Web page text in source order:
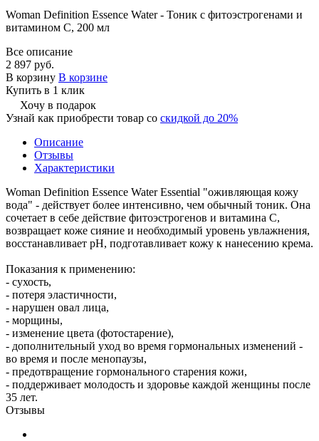
Woman Definition Essence Water - Тоник с фитоэстрогенами и
витамином С, 200 мл
Все описание
2 897 руб.
В корзину В корзине
Купить в 1 клик
Хочу в подарок
Узнай как приобрести товар со скидкой до 20%
Описание
Отзывы
Характеристики
Woman Definition Essence Water Essential "оживляющая кожу
вода" - действует более интенсивно, чем обычный тоник. Она
сочетает в себе действие фитоэстрогенов и витамина С,
возвращает коже сияние и необходимый уровень увлажнения,
восстанавливает pH, подготавливает кожу к нанесению крема.
Показания к применению:
- сухость,
- потеря эластичности,
- нарушен овал лица,
- морщины,
- изменение цвета (фотостарение),
- дополнительный уход во время гормональных изменений -
во время и после менопаузы,
- предотвращение гормонального старения кожи,
- поддерживает молодость и здоровье каждой женщины после
35 лет.
Отзывы